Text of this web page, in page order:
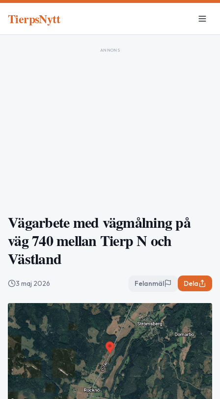
TierpsNytt
ANNONS
Vägarbete med vägmålning på
väg 740 mellan Tierp N och
Västland
3 maj 2026 Felanmäl Dela